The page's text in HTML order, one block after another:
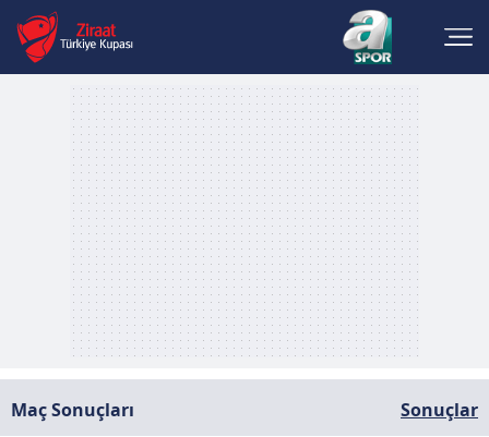
Maç Sonuçları Sonuçlar